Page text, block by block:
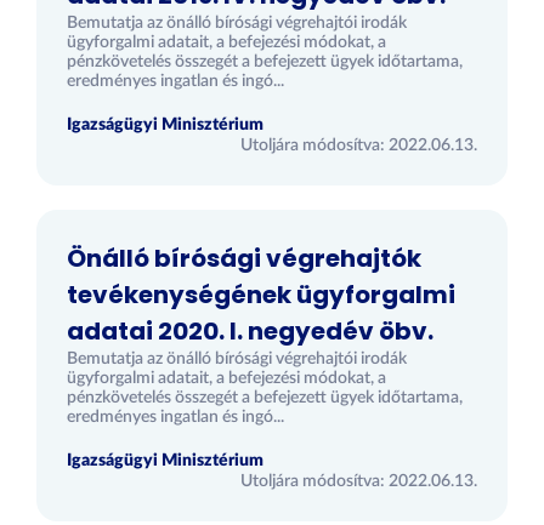
Bemutatja az önálló bírósági végrehajtói irodák
ügyforgalmi adatait, a befejezési módokat, a
pénzkövetelés összegét a befejezett ügyek időtartama,
eredményes ingatlan és ingó...
Igazságügyi Minisztérium
Utoljára módosítva: 2022.06.13.
Önálló bírósági végrehajtók
tevékenységének ügyforgalmi
adatai 2020. I. negyedév öbv.
Bemutatja az önálló bírósági végrehajtói irodák
ügyforgalmi adatait, a befejezési módokat, a
pénzkövetelés összegét a befejezett ügyek időtartama,
eredményes ingatlan és ingó...
Igazságügyi Minisztérium
Utoljára módosítva: 2022.06.13.